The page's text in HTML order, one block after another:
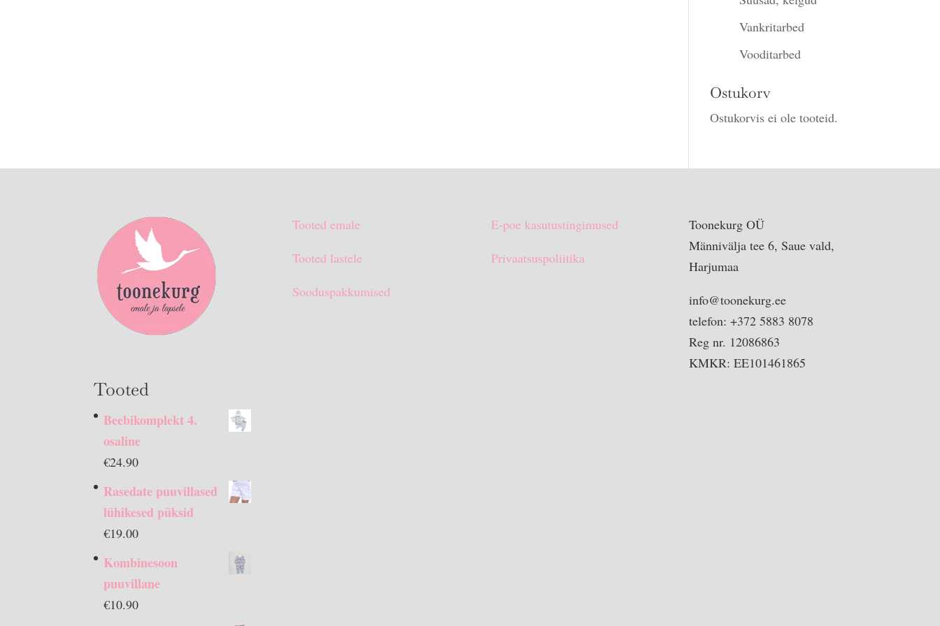
Vankritarbed
Vooditarbed
Ostukorv
Ostukorvis ei ole tooteid.
Tooted
Beebikomplekt 4.
osaline
€24.90
Rasedate puuvillased
lühikesed püksid
€19.00
Kombinesoon
puuvillane
€10.90
Tooted emale
Tooted lastele
Sooduspakkumised
E-poe kasutustingimused
Privaatsuspoliitika
Toonekurg OÜ
Männivälja tee 6, Saue vald,
Harjumaa
info@toonekurg.ee
telefon: +372 5883 8078
Reg nr. 12086863
KMKR: EE101461865